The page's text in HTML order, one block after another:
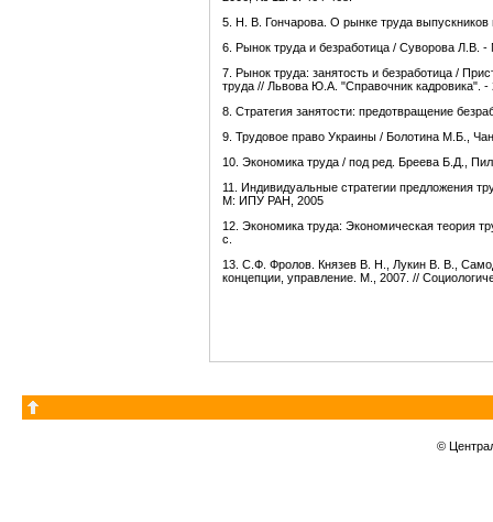
5. Н. В. Гончарова. О рынке труда
6. Рынок труда и безработица / Суворова
7. Рынок труда: занятость и безработица /
труда // Львова Ю.А. "Справочник кадровика". -
8. Стратегия занятости: предотвращение
9. Трудовое право Украины / Болотина М.Б.,
10. Экономика труда / под ред. Бреева Б.Д.,
11. Индивидуальные стратегии предложения
М: ИПУ РАН, 2005
12. Экономика труда: Экономическая теория
с.
13. С.Ф. Фролов. Князев В. Н., Лукин В. В.,
концепции, управление. М., 2007. //
©